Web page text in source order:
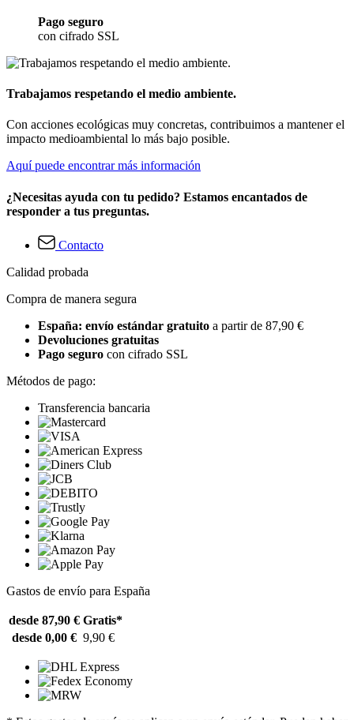
Pago seguro
con cifrado SSL
Trabajamos respetando el medio ambiente.
Con acciones ecológicas muy concretas, contribuimos a mantener el
impacto medioambiental lo más bajo posible.
Aquí puede encontrar más información
¿Necesitas ayuda con tu pedido? Estamos encantados de
responder a tus preguntas.
Contacto
Calidad probada
Compra de manera segura
España: envío estándar gratuito a partir de 87,90 €
Devoluciones gratuitas
Pago seguro con cifrado SSL
Métodos de pago:
Transferencia bancaria
Gastos de envío para España
desde 87,90 € Gratis*
desde 0,00 € 9,90 €